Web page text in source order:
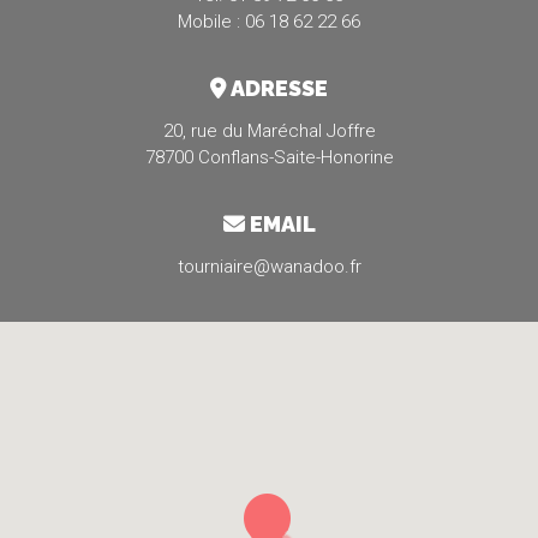
Mobile : 06 18 62 22 66
ADRESSE
20, rue du Maréchal Joffre
78700 Conflans-Saite-Honorine
EMAIL
tourniaire@wanadoo.fr